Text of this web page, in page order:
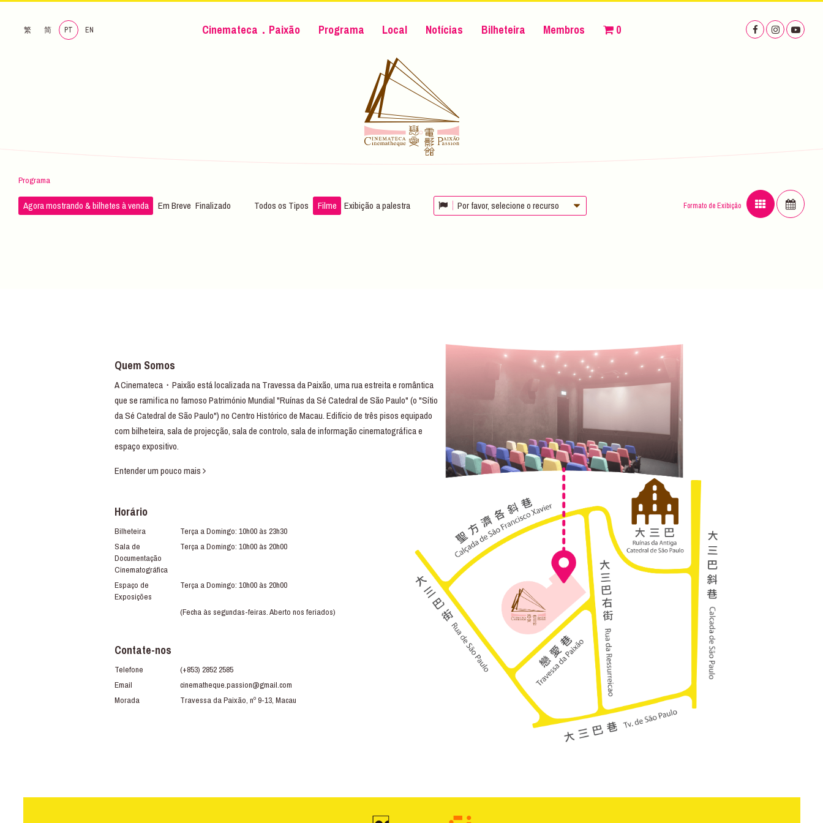
繁 简 PT EN Cinemateca．Paixão Programa Local Notícias Bilheteira Membros 0
Programa
Agora mostrando & bilhetes à venda Em Breve Finalizado Todos os Tipos Filme Exibição a palestra Por favor, selecione o recurso Formato de Exibição
Quem Somos
A Cinemateca・Paixão está localizada na Travessa da Paixão, uma rua estreita e romântica
que se ramifica no famoso Património Mundial "Ruínas da Sé Catedral de São Paulo" (o "Sítio
da Sé Catedral de São Paulo") no Centro Histórico de Macau. Edifício de três pisos equipado
com bilheteira, sala de projecção, sala de controlo, sala de informação cinematográfica e
espaço expositivo.
Entender um pouco mais
Horário
Bilheteira
Terça a Domingo: 10h00 às 23h30
Sala de
Documentação
Cinematográfica
Terça a Domingo: 10h00 às 20h00
Espaço de
Exposições
Terça a Domingo: 10h00 às 20h00
(Fecha às segundas-feiras. Aberto nos feriados)
Contate-nos
Telefone
(+853) 2852 2585
Email
cinematheque.passion@gmail.com
Morada
Travessa da Paixão, nº 9-13, Macau